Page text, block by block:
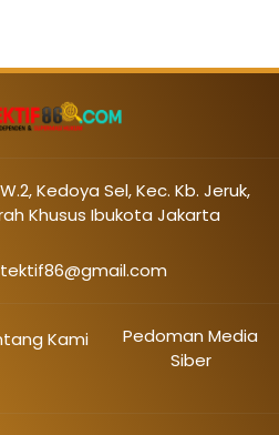
Kedoya Sel, Kec. Kb. Jeruk,
Khusus Ibukota Jakarta
Kami
Pedoman Media
Siber